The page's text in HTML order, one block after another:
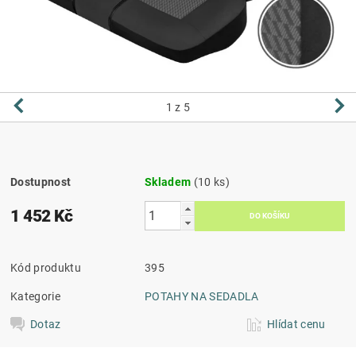
1 z 5
Dostupnost Skladem (10 ks)
1 452 Kč
Kód produktu 395
Kategorie POTAHY NA SEDADLA
Dotaz Hlídat cenu